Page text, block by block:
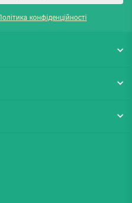
конфіденційності